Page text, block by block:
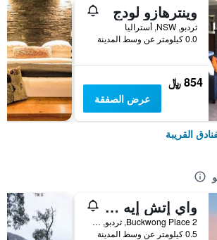
وينترهازو لودج
ثردبو, NSW, أستراليا
0.0 كيلومتر عن وسط المدينة
854 ﷼
عرض الصفقة
القريبة
واي إتش إيه ثريدبو
2 Buckwong Place, ثردبو, NSW, أستراليا
0.5 كيلومتر عن وسط المدينة